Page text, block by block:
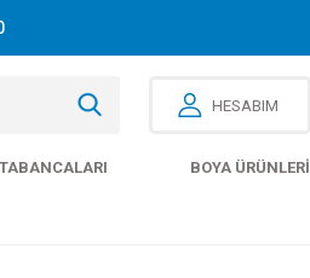
HESABIM
BOYA ÜRÜNLERI